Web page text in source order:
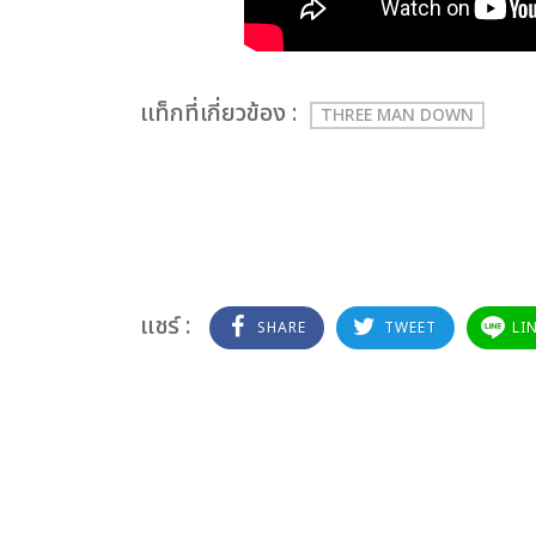
เเท็กที่เกี่ยวข้อง : THREE MAN DOWN
แชร์ : SHARE TWEET